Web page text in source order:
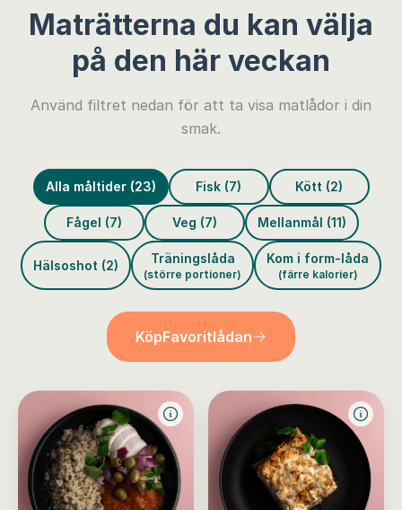
Maträtterna du kan välja
på den här veckan
Använd filtret nedan för att ta visa matlådor i din
smak.
Alla måltider (23) Fisk (7) Kött (2)
Fågel (7) Veg (7) Mellanmål (11)
Hälsoshot (2) Träningslåda
(större portioner)
Kom i form-låda
(färre kalorier)
KöpFavoritlådan